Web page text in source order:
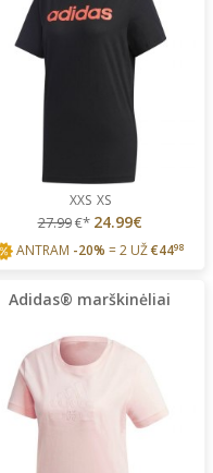
XXS XS
27.99€* 24.99€
ANTRAM -20% = 2 UŽ€4498
Adidas® marškinėliai